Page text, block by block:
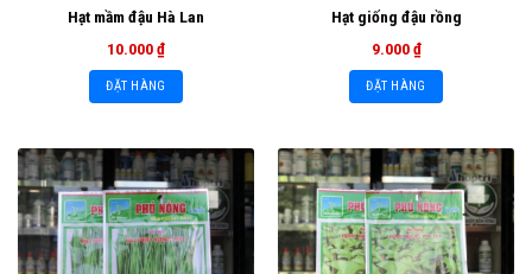
Hạt mầm đậu Hà Lan
10.000₫
ĐẶT HÀNG
Hạt giống đậu rồng
9.000₫
ĐẶT HÀNG